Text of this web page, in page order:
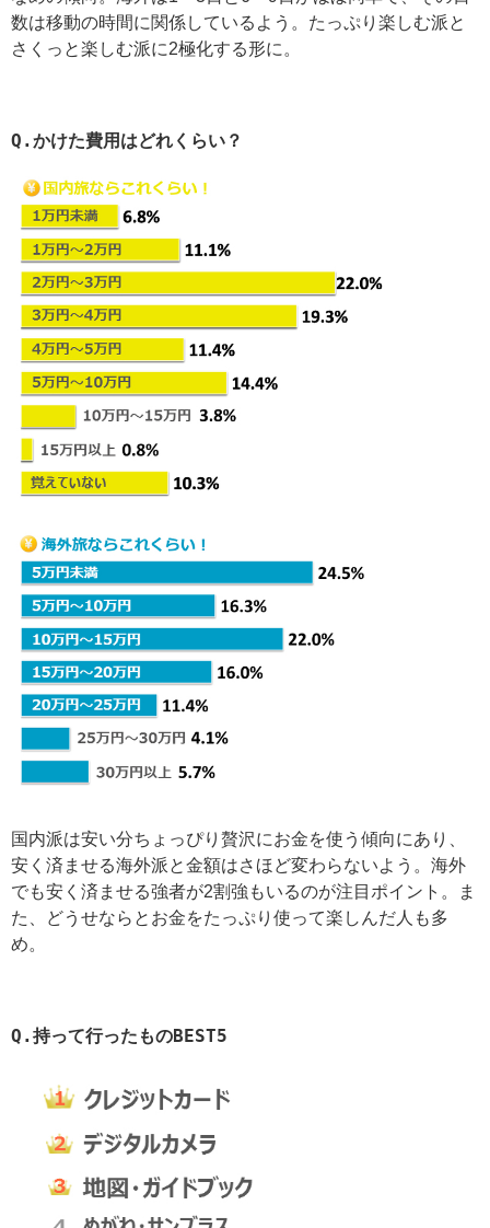
数は移動の時間に関係しているよう。たっぷり楽しむ派と
さくっと楽しむ派に2極化する形に。
Q. かけた費用はどれくらい？
国内派は安い分ちょっぴり贅沢にお金を使う傾向にあり、
安く済ませる海外派と金額はさほど変わらないよう。海外
でも安く済ませる強者が2割強もいるのが注目ポイント。ま
た、どうせならとお金をたっぷり使って楽しんだ人も多
め。
Q. 持って行ったものBEST5